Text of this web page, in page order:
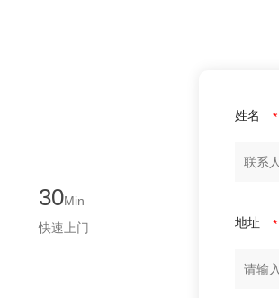
30Min
快速上门
姓名 *
地址 *